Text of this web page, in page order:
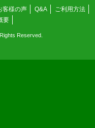
客様の声 Q&A
ご利用方法
要
Reserved.